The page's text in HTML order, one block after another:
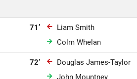
71’
Liam Smith
Colm Whelan
72’
Douglas James-Taylor
John Mountney